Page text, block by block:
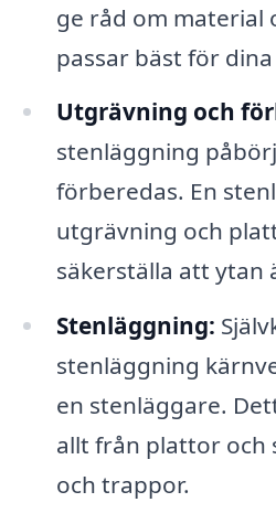
ge råd om material
passar bäst för
Utgrävning och
stenläggning
förberedas. En
utgrävning och
säkerställa att ytan
Stenläggning:
stenläggning
en stenläggare.
allt från plattor och
och trappor.